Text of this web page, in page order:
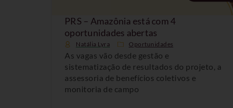
PRS – Amazônia está com 4
oportunidades abertas
Natália Lyra Oportunidades
As vagas vão desde gestão e
sistematização de resultados do projeto, a
assessoria de benefícios coletivos e
monitoria de campo